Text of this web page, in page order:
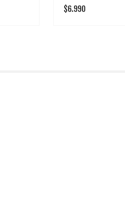
Precio
$6.990